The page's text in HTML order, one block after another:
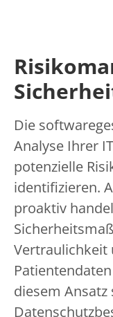
Die
Analyse Ihrer
potenzielle
identifizieren.
proaktiv
Vertraulichkeit
diesem Ansatz